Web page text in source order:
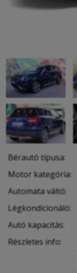
Bérautó típusa:
Motor kategória:
Automata váltó:
Légkondícionáló:
Autó kapacitás:
Részletes info: